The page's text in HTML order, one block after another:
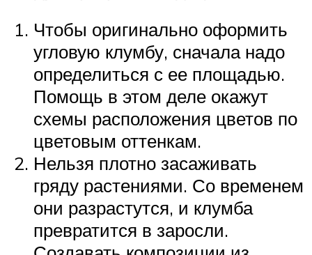
Чтобы оригинально оформить
угловую клумбу, сначала надо
определиться с ее площадью.
Помощь в этом деле окажут
схемы расположения цветов по
цветовым оттенкам.
Нельзя плотно засаживать
гряду растениями. Со временем
они разрастутся, и клумба
превратится в заросли.